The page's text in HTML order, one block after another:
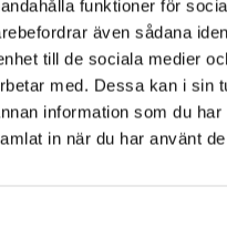
funktioner för
även sådana
till de sociala medier
med. Dessa kan i sin
information som du har
in när du har använt
till dubbel längd.
som certifierats enligt